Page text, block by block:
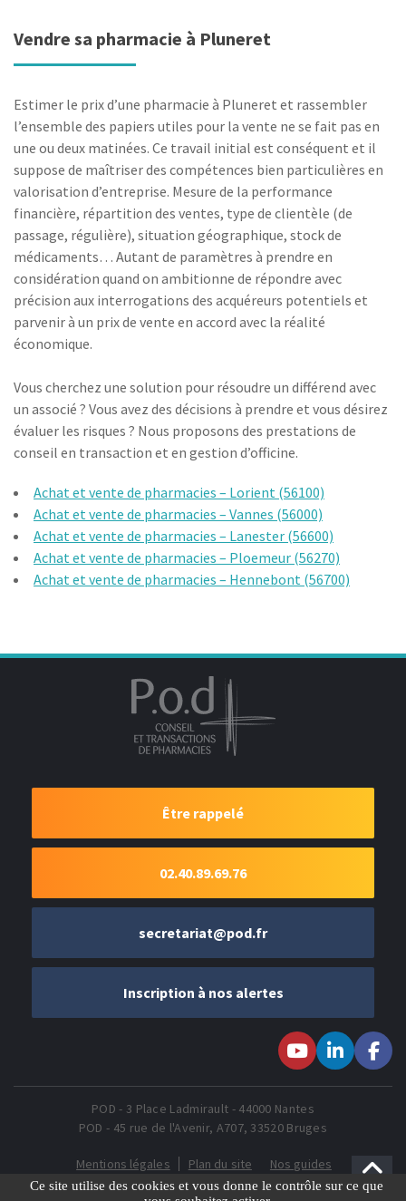
Ce site utilise des cookies et vous donne le contrôle sur ce que
Vendre sa pharmacie à Pluneret
Estimer le prix d’une pharmacie à Pluneret et rassembler
l’ensemble des papiers utiles pour la vente ne se fait pas en
une ou deux matinées. Ce travail initial est conséquent et il
suppose de maîtriser des compétences bien particulières en
valorisation d’entreprise. Mesure de la performance
financière, répartition des ventes, type de clientèle (de
passage, régulière), situation géographique, stock de
médicaments… Autant de paramètres à prendre en
considération quand on ambitionne de répondre avec
précision aux interrogations des acquéreurs potentiels et
parvenir à un prix de vente en accord avec la réalité
économique.
Vous cherchez une solution pour résoudre un différend avec
un associé ? Vous avez des décisions à prendre et vous désirez
évaluer les risques ? Nous proposons des prestations de
conseil en transaction et en gestion d’officine.
Achat et vente de pharmacies – Lorient (56100)
Achat et vente de pharmacies – Vannes (56000)
Achat et vente de pharmacies – Lanester (56600)
Achat et vente de pharmacies – Ploemeur (56270)
Achat et vente de pharmacies – Hennebont (56700)
Être rappelé
02.40.89.69.76
secretariat@pod.fr
Inscription à nos alertes
Youtubesur LinkedIn
nous sur
POD - 3 Place Ladmirault - 44000 Nantes
POD - 45 rue de l'Avenir, A707, 33520 Bruges
Mentions légales Plan du site
Nos guides
Gestion des Cookies